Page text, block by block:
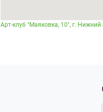
Арт-клуб "Маяковка, 10", г.